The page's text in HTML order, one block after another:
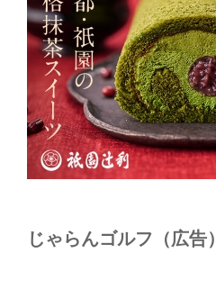
じゃらんゴルフ（広告）